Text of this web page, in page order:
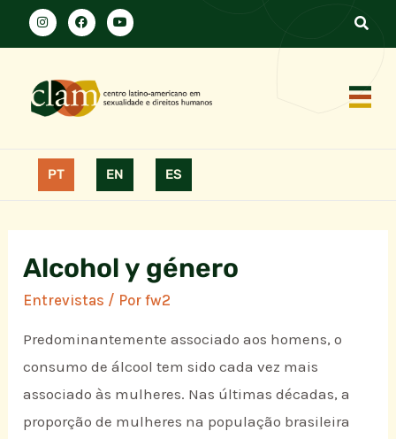
PT EN ES
Alcohol y género
Entrevistas / Porfw2
Predominantemente associado aos homens, o
consumo de álcool tem sido cada vez mais
associado às mulheres. Nas últimas décadas, a
proporção de mulheres na população brasileira